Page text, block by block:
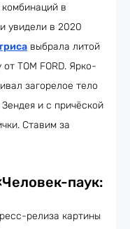
в
увидели в 2020
выбрала литой
TOM FORD. Ярко-
загорелое тело
и с причёской
Ставим за
паук:
релиза картины